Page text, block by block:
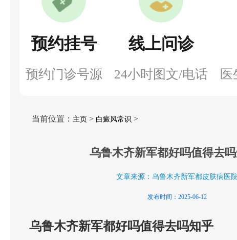
预约挂号
预约门诊号源
线上问诊
24小时图文/电话
当前位置： 主页> 白癜风常识 >
乌鲁木齐新军都好吗值得去
文章来源：乌鲁木齐新军都皮肤病医
发布时间：2025-06-12
乌鲁木齐新军都好吗值得去吗知乎